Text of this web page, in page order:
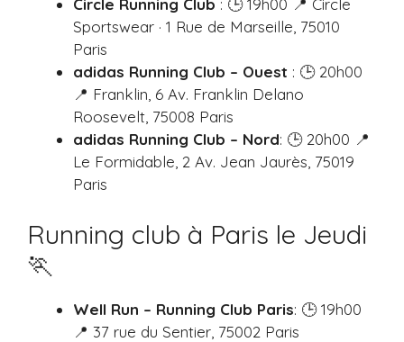
Circle Running Club : 🕒 19h00 📍 Circle
Sportswear · 1 Rue de Marseille, 75010
Paris
adidas Running Club – Ouest : 🕒 20h00
📍 Franklin, 6 Av. Franklin Delano
Roosevelt, 75008 Paris
adidas Running Club – Nord: 🕒 20h00 📍
Le Formidable, 2 Av. Jean Jaurès, 75019
Paris
Running club à Paris le Jeudi
🏃
Well Run – Running Club Paris: 🕒 19h00
📍 37 rue du Sentier, 75002 Paris